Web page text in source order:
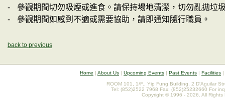
-
參觀期間切勿吸煙或進食。請保持場地清潔，切勿亂拋垃
-
參觀期間如感到不適或需要協助，請即通知隨行職員。
back to previous
Home | About Us | Upcoming Events | Past Events | Facilities |
ROOM 101, 1/F., Yip Fung Building, 2 D'Aguilar
Tel: (852)2522 7968 Fax: (852)25232660 For
Copyright © 1996 - 2026. All Rights